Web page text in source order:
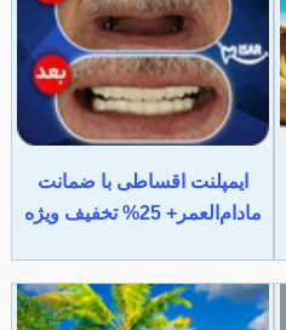
ایمپلنت اقساطی با ضمانت
مادام‌العمر+ 25% تخفیف ویژه